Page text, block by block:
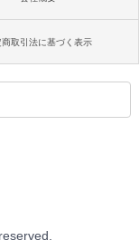
商取引法に基づく表示